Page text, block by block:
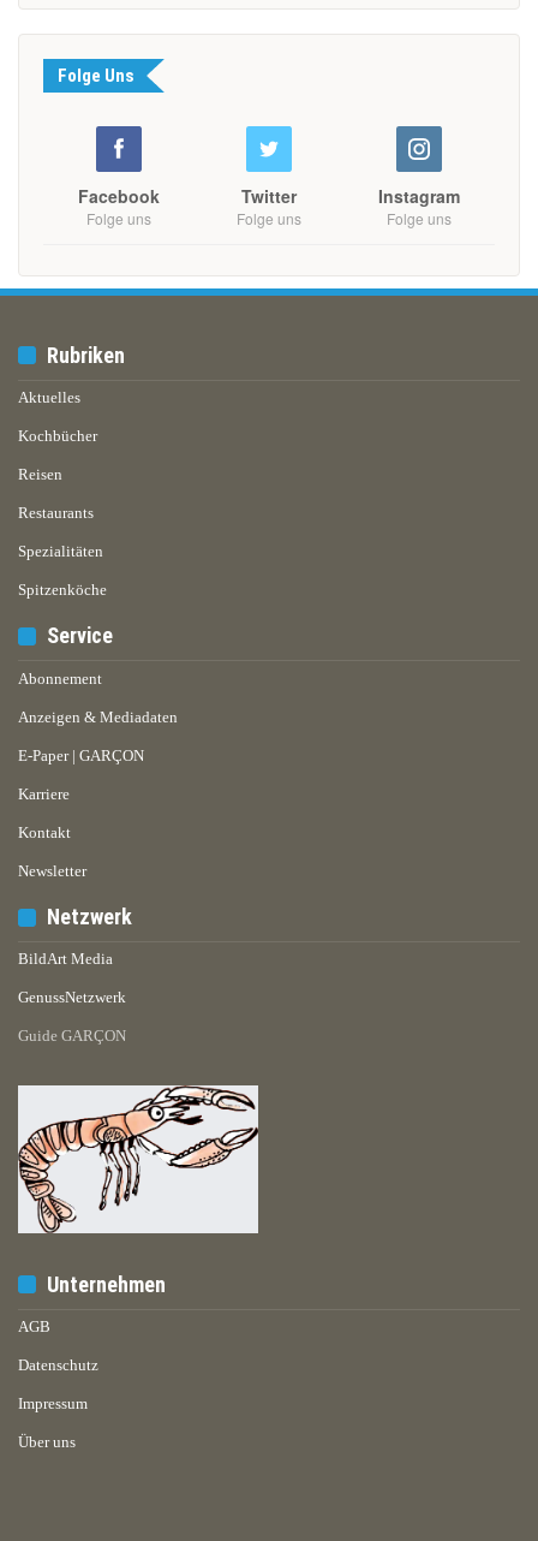
Folge Uns
Facebook
Folge uns
Twitter
Folge uns
Instagram
Folge uns
Rubriken
Aktuelles
Kochbücher
Reisen
Restaurants
Spezialitäten
Spitzenköche
Service
Abonnement
Anzeigen & Mediadaten
E-Paper | GARÇON
Karriere
Kontakt
Newsletter
Netzwerk
BildArt Media
GenussNetzwerk
Guide GARÇON
Unternehmen
AGB
Datenschutz
Impressum
Über uns